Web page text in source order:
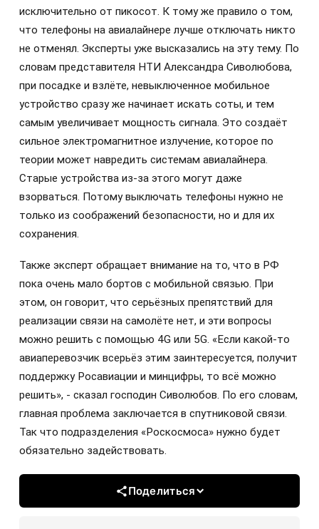
исключительно от пикосот. К тому же правило о том,
что телефоны на авиалайнере лучше отключать никто
не отменял. Эксперты уже высказались на эту тему. По
словам представителя НТИ Александра Сиволюбова,
при посадке и взлёте, невыключенное мобильное
устройство сразу же начинает искать соты, и тем
самым увеличивает мощность сигнала. Это создаёт
сильное электромагнитное излучение, которое по
теории может навредить системам авиалайнера.
Старые устройства из-за этого могут даже
взорваться. Потому выключать телефоны нужно не
только из соображений безопасности, но и для их
сохранения.
Также эксперт обращает внимание на то, что в РФ
пока очень мало бортов с мобильной связью. При
этом, он говорит, что серьёзных препятствий для
реализации связи на самолёте нет, и эти вопросы
можно решить с помощью 4G или 5G. «Если какой-то
авиаперевозчик всерьёз этим заинтересуется, получит
поддержку Росавиации и минцифры, то всё можно
решить», - сказал господин Сиволюбов. По его словам,
главная проблема заключается в спутниковой связи.
Так что подразделения «Роскосмоса» нужно будет
обязательно задействовать.
Поделиться